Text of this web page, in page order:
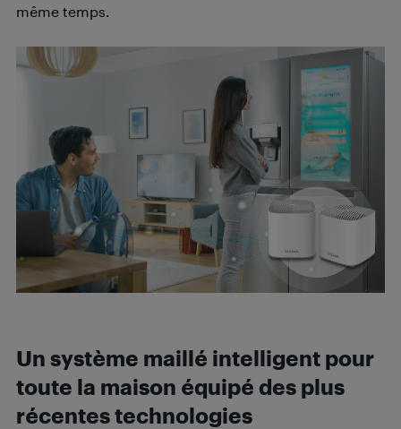
même temps.
Un système maillé intelligent pour
toute la maison équipé des plus
récentes technologies